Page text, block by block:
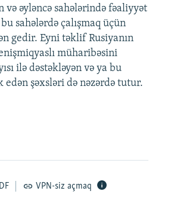
və əyləncə sahələrində fəaliyyət
sahələrdə çalışmaq üçün
gedir. Eyni təklif Rusiyanın
müharibəsini
ilə dəstəkləyən və ya bu
şəxsləri də nəzərdə tutur.
VPN-siz açmaq